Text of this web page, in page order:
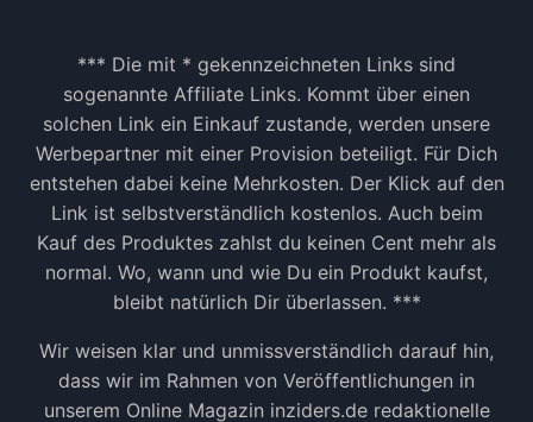
*** Die mit * gekennzeichneten Links sind
sogenannte Affiliate Links. Kommt über einen
solchen Link ein Einkauf zustande, werden unsere
Werbepartner mit einer Provision beteiligt. Für Dich
entstehen dabei keine Mehrkosten. Der Klick auf den
Link ist selbstverständlich kostenlos. Auch beim
Kauf des Produktes zahlst du keinen Cent mehr als
normal. Wo, wann und wie Du ein Produkt kaufst,
bleibt natürlich Dir überlassen. ***
Wir weisen klar und unmissverständlich darauf hin,
dass wir im Rahmen von Veröffentlichungen in
unserem Online Magazin inziders.de redaktionelle